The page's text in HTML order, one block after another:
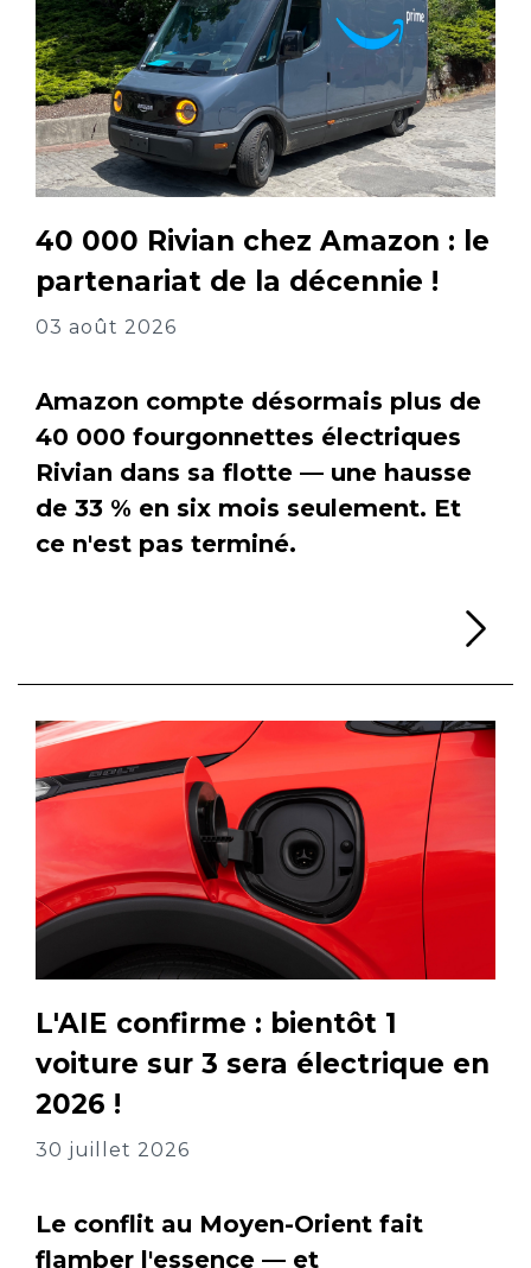
40 000 Rivian chez Amazon : le
partenariat de la décennie !
03 août 2026
Amazon compte désormais plus de
40 000 fourgonnettes électriques
Rivian dans sa flotte — une hausse
de 33 % en six mois seulement. Et
ce n'est pas terminé.
L'AIE confirme : bientôt 1
voiture sur 3 sera électrique en
2026 !
30 juillet 2026
Le conflit au Moyen-Orient fait
flamber l'essence — et